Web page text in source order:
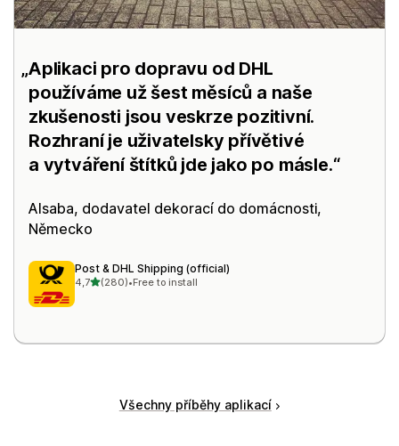
Aplikaci pro dopravu od DHL
používáme už šest měsíců a naše
zkušenosti jsou veskrze pozitivní.
Rozhraní je uživatelsky přívětivé
a vytváření štítků jde jako po másle.
Alsaba, dodavatel dekorací do domácnosti,
Německo
Post & DHL Shipping (official)
4,7z 5 hvězd
(280)
Celkový počet recenzí: 280
•Free to install
Všechny příběhy aplikací